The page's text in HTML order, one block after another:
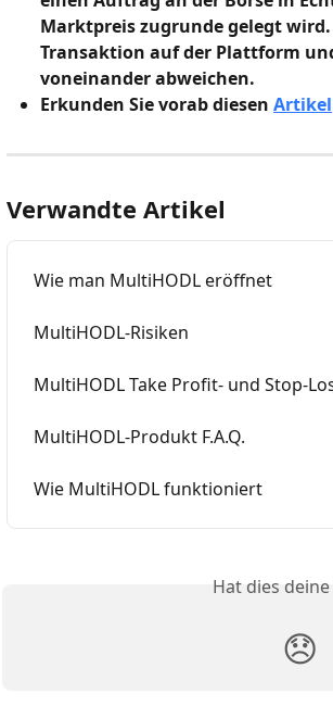
Marktpreis zugrunde gelegt
Transaktion auf der Plattform
voneinander abweichen.
Erkunden Sie vorab diesen Artikel
Verwandte Artikel
Wie man MultiHODL eröffnet
MultiHODL-Risiken
MultiHODL Take Profit- und Stop-
MultiHODL-Produkt F.A.Q.
Wie MultiHODL funktioniert
Hat dies
😞